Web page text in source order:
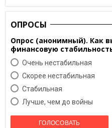
ОПРОСЫ
Опрос (анонимный). Как
финансовую
Очень нестабильная
Скорее нестабильная
Cтабильная
Лучше, чем до войны
ГОЛОСОВАТЬ